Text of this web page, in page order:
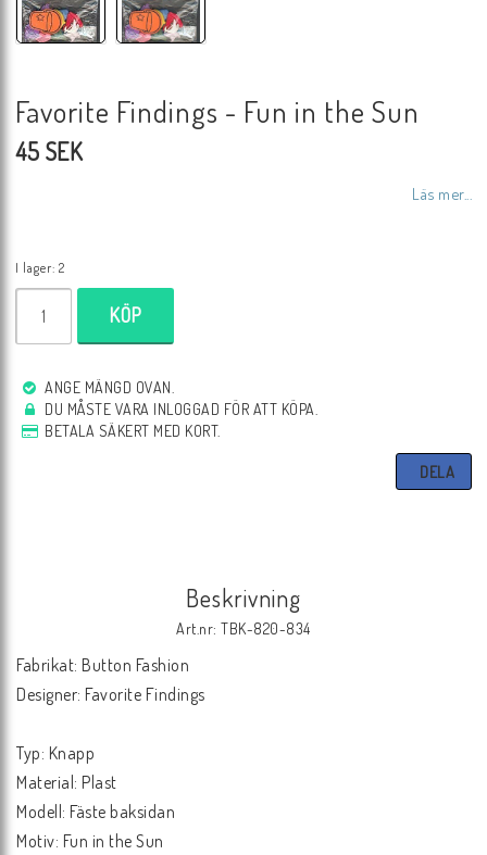
Favorite Findings - Fun in the Sun
45 SEK
Läs mer...
I lager: 2
KÖP
ANGE MÄNGD OVAN.
DU MÅSTE VARA INLOGGAD FÖR ATT KÖPA.
BETALA SÄKERT MED KORT.
DELA
Beskrivning
Art.nr: TBK-820-834
Fabrikat: Button Fashion
Designer: Favorite Findings
Typ: Knapp
Material: Plast
Modell: Fäste baksidan
Motiv: Fun in the Sun